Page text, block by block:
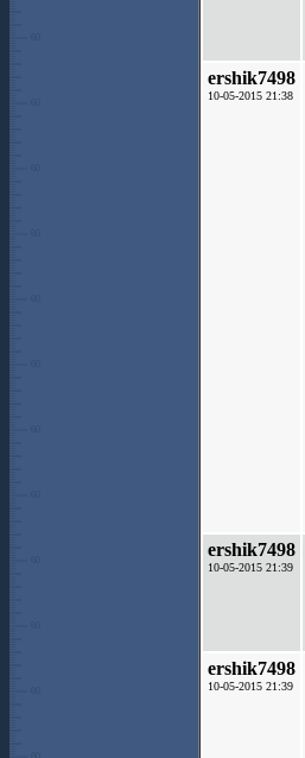
ershik7498
10-05-2015 21:38
ershik7498
10-05-2015 21:39
ershik7498
10-05-2015 21:39